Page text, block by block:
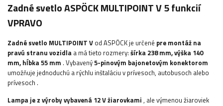
Zadné svetlo ASPÖCK MULTIPOINT V 5 funkcií
VPRAVO
Zadné svetlo MULTIPOINT V od ASPÖCK je určené pre montáž na
pravú stranu vozidla a má tieto rozmery: šírka 238 mm, výška 140
mm, hĺbka 55 mm . Vybavený5-pinovým bajonetovým konektorom
umožňuje jednoduchú a rýchlu inštaláciu v prívesoch, autobusoch alebo
prívesoch .
Lampa je z výroby vybavená 12 V žiarovkami , ale výmenou žiaroviek